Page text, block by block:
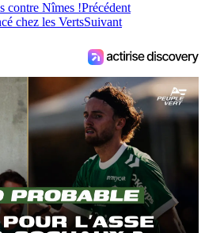
contre Nîmes !Précédent
chez les VertsSuivant